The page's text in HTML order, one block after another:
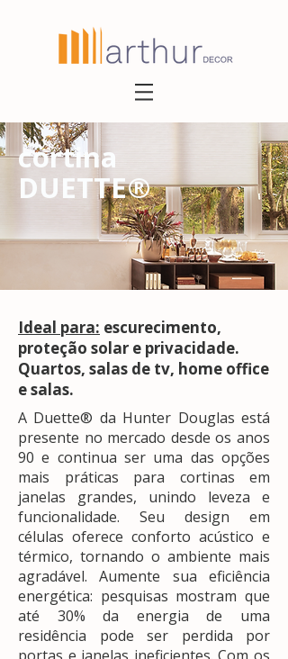
cortina
DUETTE®
Ideal para: escurecimento,
proteção solar e privacidade.
Quartos, salas de tv, home office
e salas.
A Duette® da Hunter Douglas está
presente no mercado desde os anos
90 e continua ser uma das opções
mais práticas para cortinas em
janelas grandes, unindo leveza e
funcionalidade. Seu design em
células oferece conforto acústico e
térmico, tornando o ambiente mais
agradável. Aumente sua eficiência
energética: pesquisas mostram que
até 30% da energia de uma
residência pode ser perdida por